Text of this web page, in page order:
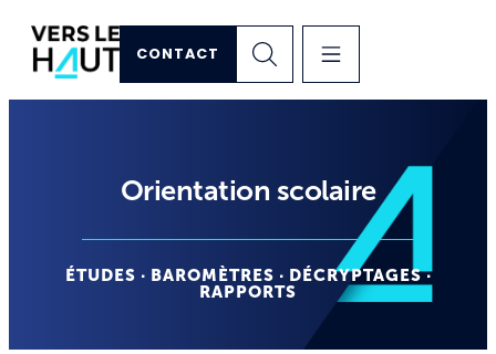
CONTACT
Orientation scolaire
ÉTUDES · BAROMÈTRES · DÉCRYPTAGES ·
RAPPORTS